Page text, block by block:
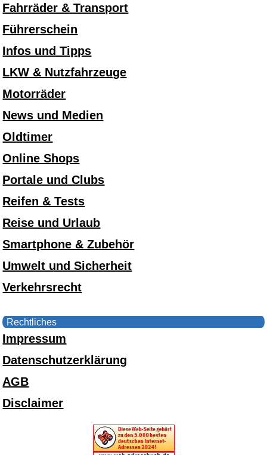
Fahrräder & Transport
Führerschein
Infos und Tipps
LKW & Nutzfahrzeuge
Motorräder
News und Medien
Oldtimer
Online Shops
Portale und Clubs
Reifen & Tests
Reise und Urlaub
Smartphone & Zubehör
Umwelt und Sicherheit
Verkehrsrecht
Rechtliches
Impressum
Datenschutzerklärung
AGB
Disclaimer